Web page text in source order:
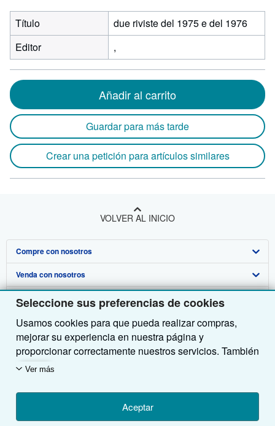
Seleccione sus preferencias de cookies
Usamos cookies para que pueda realizar compras,
mejorar su experiencia en nuestra página y
proporcionar correctamente nuestros servicios. También
utilizamos cookies para comprender el modo en que los
midiendo las visitas al sitio) y así poder realizar
mejoras. Si está de acuerdo, también utilizaremos
cookies de terceros para mostrar contenido relevante
Ver más
Aceptar
Título
due riviste del 1975 e del 1976
Editor
,
Añadir al carrito
Guardar para más tarde
Crear una petición para artículos similares
VOLVER AL INICIO
Compre con nosotros
Búsqueda avanzada
Colecciones
Mi cuenta
Mis pedidos
Ver carrito
Venda con nosotros
Comenzar a vender
Únase a nuestro programa de afiliados
Recomiende un vendedor
Sobre nosotros
Sobre IberLibro
Medios
Empleo
Política de Privacidad
Obtener Ayuda
Preguntas frecuentes y guías
Atención al Cliente
Otras compañías de AbeBooks
AbeBooks.com
AbeBooks.co.uk
Siga a IberLibro